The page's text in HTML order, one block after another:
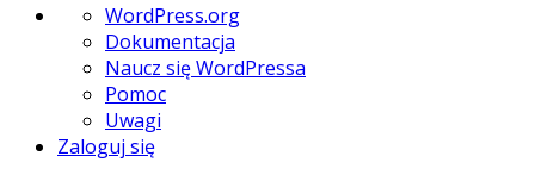
WordPressie
WordPress.org
Dokumentacja
Naucz się WordPressa
Pomoc
Uwagi
Zaloguj się